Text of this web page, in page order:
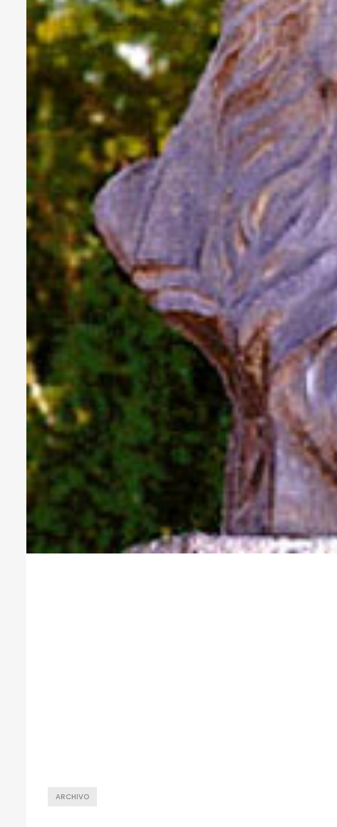
ARCHIVO